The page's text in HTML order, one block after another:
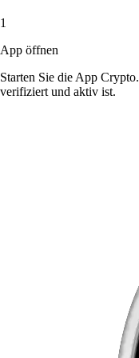
1
App öffnen
Starten Sie die App
verifiziert und aktiv ist.